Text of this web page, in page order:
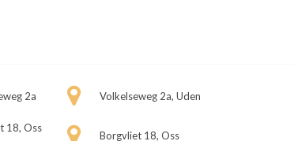
2a
18, Oss
Volkelseweg 2a, Uden
Borgvliet 18, Oss